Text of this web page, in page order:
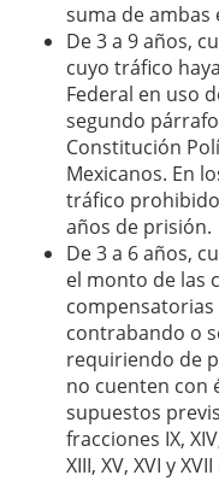
suma de ambas
De 3 a 9 años,
cuyo tráfico
Federal en uso
segundo
Constitución
Mexicanos. En
tráfico
años de prisión.
De 3 a 6 años,
el monto de las
contrabando o
requiriendo de
no cuenten con
supuestos
fracciones IX,
XIII, XV, XVI y